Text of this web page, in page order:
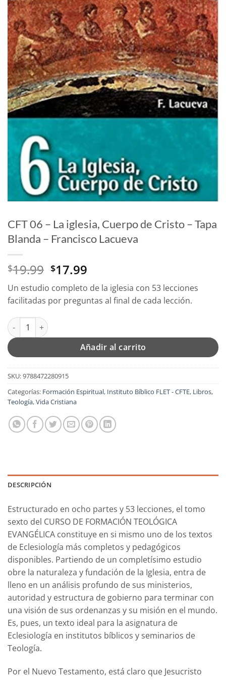
CFT 06 – La iglesia, Cuerpo de Cristo – Tapa
Blanda – Francisco Lacueva
$19.99 El
precio
original
era:
$17.99
precio
actual
es:
Un estudio completo de la iglesia con 53 lecciones
facilitadas por preguntas al final de cada lección.
CFT 06 - La iglesia, Cuerpo de Cristo - Tapa Blanda - Francisco
Añadir al carrito
SKU:9788472280915
Categorías: Formación Espiritual, Instituto Bíblico FLET - CFTE, Libros,
Teología,Vida Cristiana
DESCRIPCIÓN
Estructurado en ocho partes y 53 lecciones, el tomo
sexto del CURSO DE FORMACIÓN TEOLÓGICA
EVANGÉLICA constituye en si mismo uno de los textos
de Eclesiología más completos y pedagógicos
disponibles. Partiendo de un completísimo estudio
obre la naturaleza y fundación de la Iglesia, entra de
lleno en un análisis profundo de sus ministerios,
autoridad y estructura de gobierno para terminar con
una visión de sus ordenanzas y su misión en el mundo.
Es, pues, un texto ideal para la asignatura de
Eclesiología en institutos bíblicos y seminarios de
Teología.
Por el Nuevo Testamento, está claro que Jesucristo